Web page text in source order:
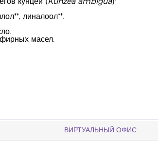
линалоол**.
масел.
ВИРТУАЛЬНЫЙ ОФИС